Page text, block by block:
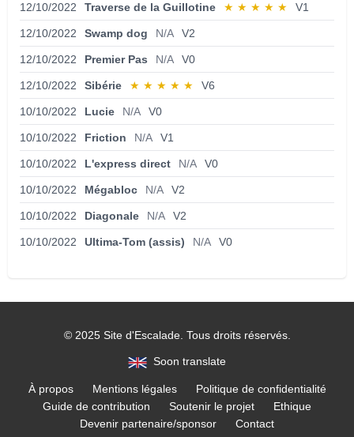
12/10/2022 Traverse de la Guillotine ★ ★ ★ ★ ★ V1
12/10/2022 Swamp dog N/A V2
12/10/2022 Premier Pas N/A V0
12/10/2022 Sibérie ★ ★ ★ ★ ★ V6
10/10/2022 Lucie N/A V0
10/10/2022 Friction N/A V1
10/10/2022 L'express direct N/A V0
10/10/2022 Mégabloc N/A V2
10/10/2022 Diagonale N/A V2
10/10/2022 Ultima-Tom (assis) N/A V0
© 2025 Site d'Escalade. Tous droits réservés.
Soon translate
À propos Mentions légales
Politique de confidentialité
Guide de contribution
Soutenir le projet
Ethique
Devenir partenaire/sponsor
Contact